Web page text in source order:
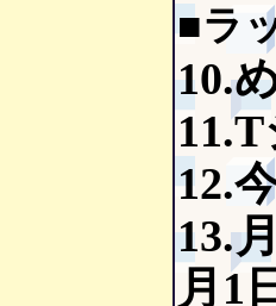
■ラ
10.
12.
13.
月1